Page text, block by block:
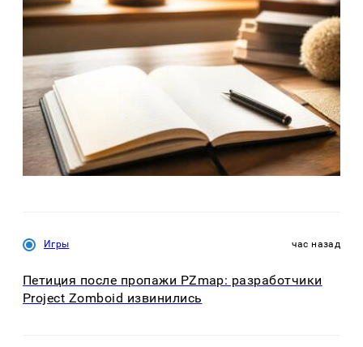
Игры час назад
Петиция после пропажи PZmap: разработчики
Project Zomboid извинились